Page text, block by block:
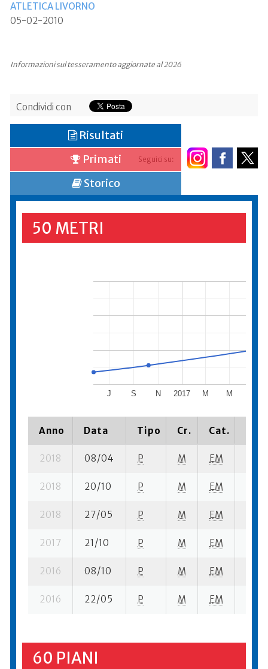
ATLETICA LIVORNO
05-02-2010
Informazioni sul tesseramento aggiornate al 2026
Condividi con
Seguici su:
Risultati
Primati
Storico
50 METRI
2017
J S N M M
Anno Data Tipo Cr. Cat.
2018 08/04 P M EM
2018 20/10 P M EM
2018 27/05 P M EM
2017 21/10 P M EM
2016 08/10 P M EM
2016 22/05 P M EM
60 PIANI